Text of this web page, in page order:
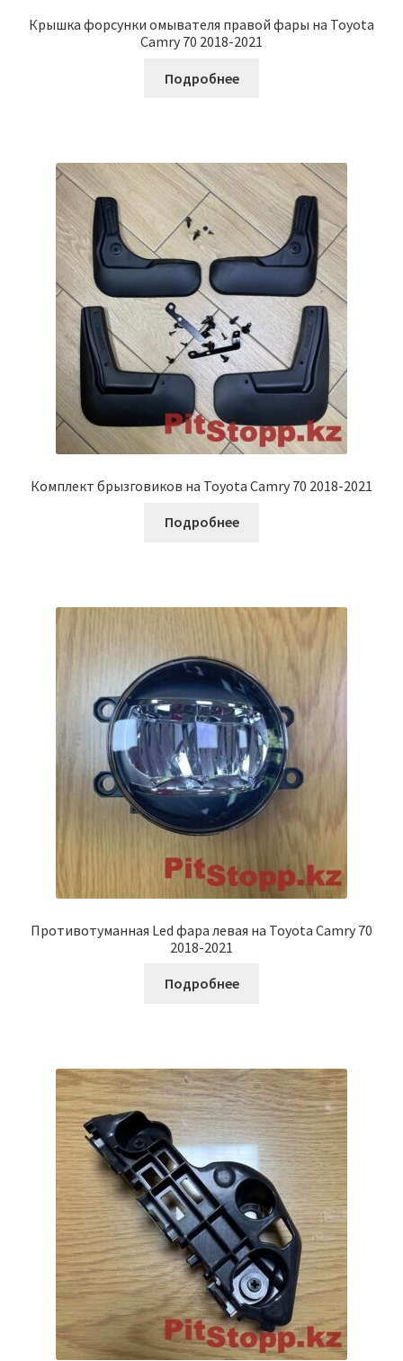
Крышка форсунки омывателя правой фары на Toyota
Camry 70 2018-2021
Подробнее
Комплект брызговиков на Toyota Camry 70 2018-2021
Подробнее
Противотуманная Led фара левая на Toyota Camry 70
2018-2021
Подробнее